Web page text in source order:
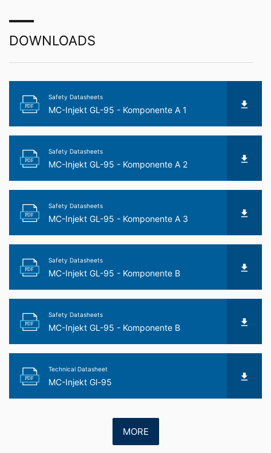
DOWNLOADS
PDF
Safety Datasheets
MC-Injekt GL-95 - Komponente A 1
PDF
Safety Datasheets
MC-Injekt GL-95 - Komponente A 2
PDF
Safety Datasheets
MC-Injekt GL-95 - Komponente A 3
PDF
Safety Datasheets
MC-Injekt GL-95 - Komponente B
PDF
Safety Datasheets
MC-Injekt GL-95 - Komponente B
PDF
Technical Datasheet
MC-Injekt Gl-95
MORE
personuppgifter som lagras. Du har också rätt att
korrigera, blockera eller radera dessa uppgifter.